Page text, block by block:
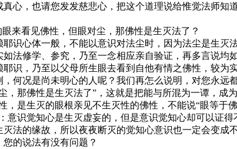
心，也请您发发慈悲心，把这个道理说给惟觉法师
看见佛性，但眼对尘，那佛性是生灭法了？
心体一般，不能以意识对法尘时，因为法尘是生灭
法修学、参究，乃至一念相应亲自验证，再多言说
识，乃至以父母所生眼去看到自他有情之佛性，较为实
况是尚未明心的人呢？我们再怎么说明，对您永远
那佛性是生灭法了”，这就是把能与所混为一谭，成
，是生灭的眼根亲见不生灭性的佛性，不能说“眼等
意识觉知心是生灭虚妄的，但是意识觉知心却可以证
法的缘故，所以夜夜断灭的觉知心意识也一定会变
的说法有没有问题？